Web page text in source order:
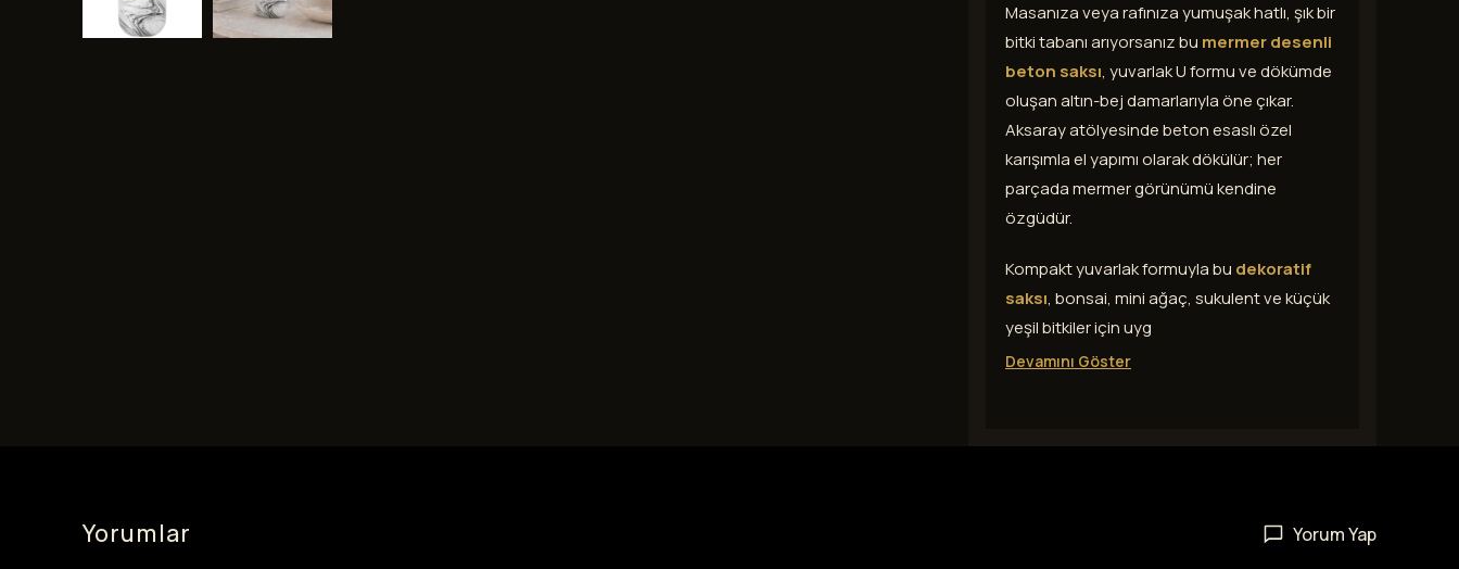
Masanıza veya rafınıza yumuşak hatlı, şık bir
bitki tabanı arıyorsanız bu mermer desenli
beton saksı, yuvarlak U formu ve dökümde
oluşan altın-bej damarlarıyla öne çıkar.
Aksaray atölyesinde beton esaslı özel
karışımla el yapımı olarak dökülür; her
parçada mermer görünümü kendine
özgüdür.
Kompakt yuvarlak formuyla bu dekoratif
saksı, bonsai, mini ağaç, sukulent ve küçük
yeşil bitkiler için uyg
Devamını Göster
Yorumlar Yorum Yap